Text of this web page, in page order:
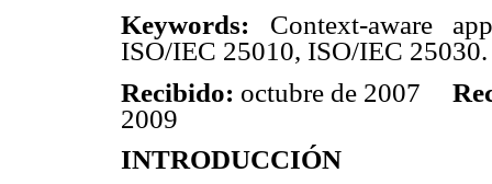
Keywords: Context-aware
ISO/IEC 25010, ISO/IEC 25030.
Recibido: octubre de 2007
2009
INTRODUCCIÓN